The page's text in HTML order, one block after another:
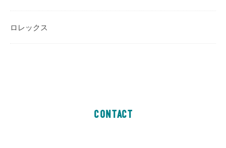
ロレックス
CONTACT